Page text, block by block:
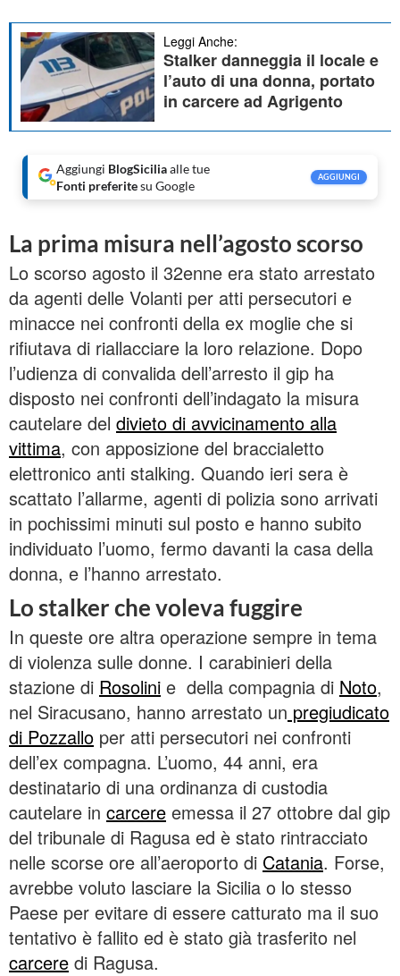
Leggi Anche:
Stalker danneggia il locale e
l’auto di una donna, portato
in carcere ad Agrigento
Aggiungi BlogSiciliaalle tue
Fonti preferitesu Google
AGGIUNGI
La prima misura nell’agosto scorso
Lo scorso agosto il 32enne era stato arrestato
da agenti delle Volanti per atti persecutori e
minacce nei confronti della ex moglie che si
rifiutava di riallacciare la loro relazione. Dopo
l’udienza di convalida dell’arresto il gip ha
disposto nei confronti dell’indagato la misura
cautelare del divieto di avvicinamento alla
vittima, con apposizione del braccialetto
elettronico anti stalking. Quando ieri sera è
scattato l’allarme, agenti di polizia sono arrivati
in pochissimi minuti sul posto e hanno subito
individuato l’uomo, fermo davanti la casa della
donna, e l’hanno arrestato.
Lo stalker che voleva fuggire
In queste ore altra operazione sempre in tema
di violenza sulle donne. I carabinieri della
stazione di Rosolini e della compagnia di Noto,
nel Siracusano, hanno arrestato un pregiudicato
di Pozzallo per atti persecutori nei confronti
dell’ex compagna. L’uomo, 44 anni, era
destinatario di una ordinanza di custodia
cautelare in carcere emessa il 27 ottobre dal gip
del tribunale di Ragusa ed è stato rintracciato
nelle scorse ore all’aeroporto di Catania. Forse,
avrebbe voluto lasciare la Sicilia o lo stesso
Paese per evitare di essere catturato ma il suo
tentativo è fallito ed è stato già trasferito nel
carcere di Ragusa.